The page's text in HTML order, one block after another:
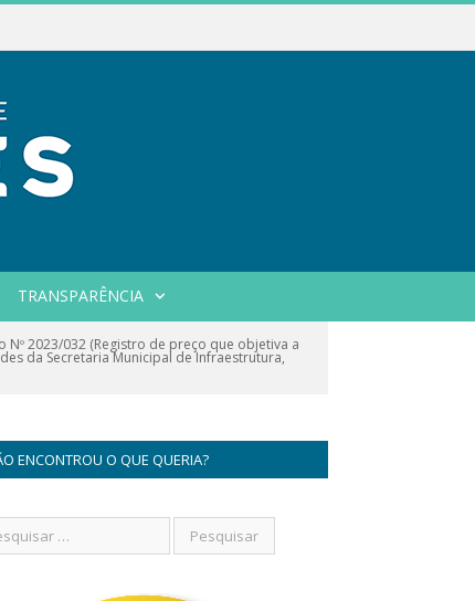
TRANSPARÊNCIA
Nº 2023/032 (Registro de preço que objetiva a
da Secretaria Municipal de Infraestrutura,
ENCONTROU O QUE QUERIA?